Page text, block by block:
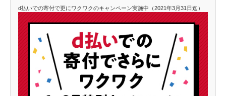
d払いでの寄付で更にワクワクのキャンペーン実施中（2021年3月31日迄）